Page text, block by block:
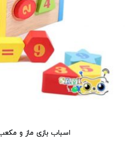
اسباب بازی ماز و